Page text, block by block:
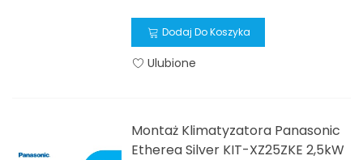
Dodaj Do Koszyka
Ulubione
Montaż Klimatyzatora Panasonic
Etherea Silver KIT-XZ25ZKE 2,5kW